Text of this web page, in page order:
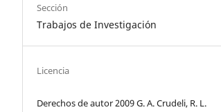
Sección
Trabajos de Investigación
Licencia
Derechos de autor 2009 G. A. Crudeli, R. L.